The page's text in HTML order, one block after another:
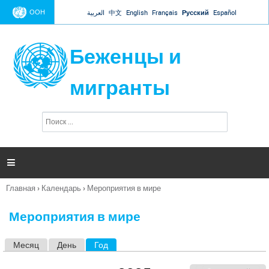
Jump to navigation
ООН العربية 中文 English Français Русский Español
Беженцы и
мигранты
п
и

Вы
Главная › Календарь › Мероприятия в мире
Мероприятия в мире
Месяц День Год